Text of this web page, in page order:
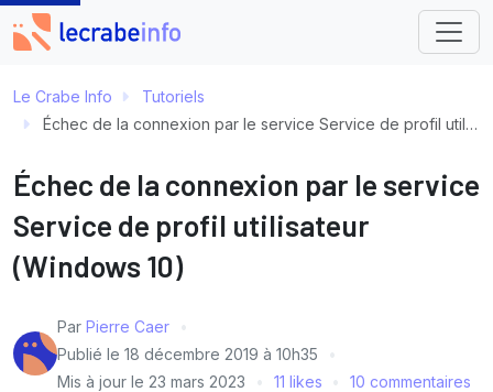
Le Crabe Info
Tutoriels
Échec de la connexion par le service Service de profil utilisateur (Windows 10)
Échec de la connexion par le service
Service de profil utilisateur
(Windows 10)
Par Pierre Caer
Publié le 18 décembre 2019 à 10h35
Mis à jour le 23 mars 2023 11 likes 10 commentaires